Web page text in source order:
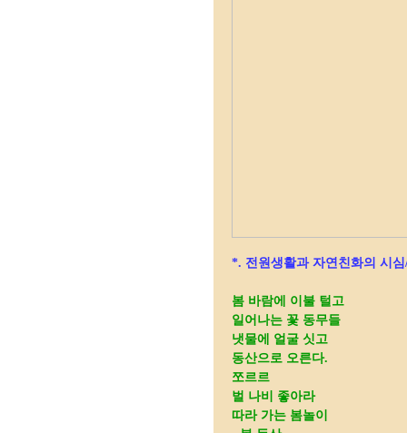
*. 전원생활과 자연친화의 시
봄 바람에 이불 털고
일어나는 꽃 동무들
냇물에 얼굴 싯고
동산으로 오른다.
쪼르르
벌 나비 좋아라
따라 가는 봄놀이